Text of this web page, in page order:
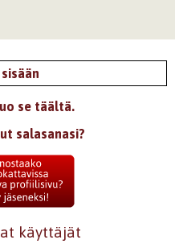
se täältä.
salasanasi?
käyttäjät